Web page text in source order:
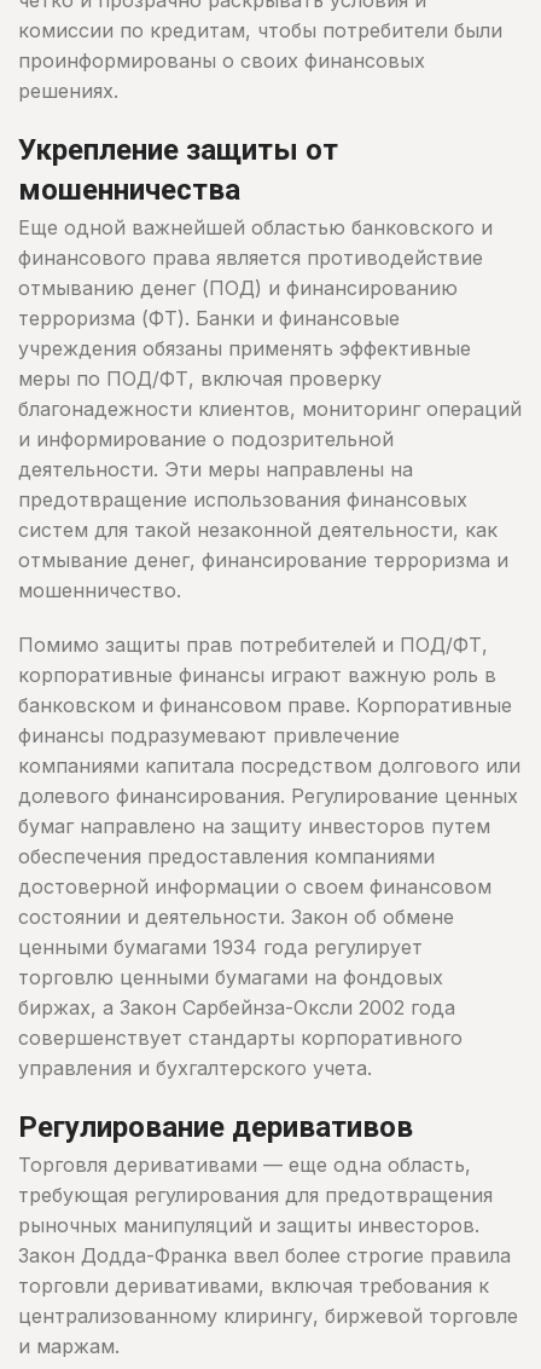
комиссии по кредитам, чтобы потребители были
проинформированы о своих финансовых
решениях.
Укрепление защиты от
мошенничества
Еще одной важнейшей областью банковского и
финансового права является противодействие
отмыванию денег (ПОД) и финансированию
терроризма (ФТ). Банки и финансовые
учреждения обязаны применять эффективные
меры по ПОД/ФТ, включая проверку
благонадежности клиентов, мониторинг операций
и информирование о подозрительной
деятельности. Эти меры направлены на
предотвращение использования финансовых
систем для такой незаконной деятельности, как
отмывание денег, финансирование терроризма и
мошенничество.
Помимо защиты прав потребителей и ПОД/ФТ,
корпоративные финансы играют важную роль в
банковском и финансовом праве. Корпоративные
финансы подразумевают привлечение
компаниями капитала посредством долгового или
долевого финансирования. Регулирование ценных
бумаг направлено на защиту инвесторов путем
обеспечения предоставления компаниями
достоверной информации о своем финансовом
состоянии и деятельности. Закон об обмене
ценными бумагами 1934 года регулирует
торговлю ценными бумагами на фондовых
биржах, а Закон Сарбейнза-Оксли 2002 года
совершенствует стандарты корпоративного
управления и бухгалтерского учета.
Регулирование деривативов
Торговля деривативами — еще одна область,
требующая регулирования для предотвращения
рыночных манипуляций и защиты инвесторов.
Закон Додда-Франка ввел более строгие правила
торговли деривативами, включая требования к
централизованному клирингу, биржевой торговле
и маржам.